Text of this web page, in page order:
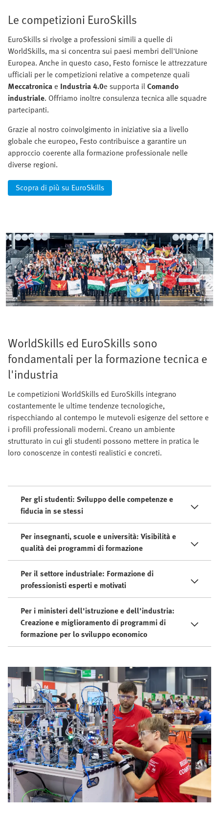
Le competizioni EuroSkills
EuroSkills si rivolge a professioni simili a quelle di
WorldSkills, ma si concentra sui paesi membri dell'Unione
Europea. Anche in questo caso, Festo fornisce le attrezzature
ufficiali per le competizioni relative a competenze quali
Meccatronicae Industria 4.0e supporta ilComando
industriale. Offriamo inoltre consulenza tecnica alle squadre
partecipanti.
Grazie al nostro coinvolgimento in iniziative sia a livello
globale che europeo, Festo contribuisce a garantire un
approccio coerente alla formazione professionale nelle
diverse regioni.
Scopra di più su EuroSkills
WorldSkills ed EuroSkills sono
fondamentali per la formazione tecnica e
l'industria
Le competizioni WorldSkills ed EuroSkills integrano
costantemente le ultime tendenze tecnologiche,
rispecchiando al contempo le mutevoli esigenze del settore e
i profili professionali moderni. Creano un ambiente
strutturato in cui gli studenti possono mettere in pratica le
loro conoscenze in contesti realistici e concreti.
Per gli studenti: Sviluppo delle competenze e
fiducia in se stessi
Per insegnanti, scuole e università: Visibilità e
qualità dei programmi di formazione
Per il settore industriale: Formazione di
professionisti esperti e motivati
Per i ministeri dell'istruzione e dell'industria:
Creazione e miglioramento di programmi di
formazione per lo sviluppo economico